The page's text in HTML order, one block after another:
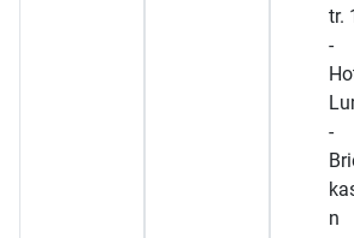
tr.
-
-
n